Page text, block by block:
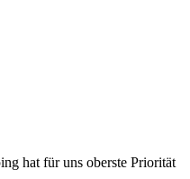
hat für uns oberste Priorität